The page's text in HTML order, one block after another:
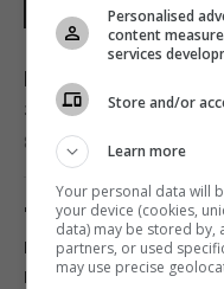
Одна фраза
высокомерного
раскрыла секрет
23:07 пятница, 07 августа
Над ремонтной
Германии летали
СМИ
ПОСЛЕДНИЕ
Неделя
знаков зодиака
8 августа 2026, 00:59
"Я не железный":
неожиданное
карьере
Personalised
content
services
Store and/or
Learn more
Your personal data will
your device (cookies,
data) may be stored by,
partners, or used
may use precise